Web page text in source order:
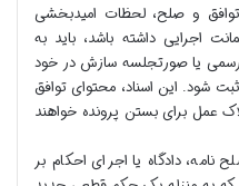
و صلح، لحظات امیدبخشی
اجرایی داشته باشد، باید به
یا صورتجلسه سازش در خود
شود. این اسناد، محتوای توافق
عمل برای بستن پرونده خواهند
دادگاه یا اجرای احکام بر